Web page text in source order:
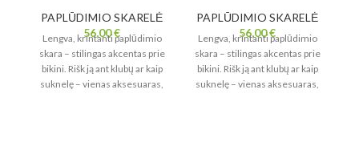
PAPLŪDIMIO SKARELĖ
56,00€
Lengva, krintanti paplūdimio
skara – stilingas akcentas prie
bikini. Rišk ją ant klubų ar kaip
suknelę – vienas aksesuaras,
PAPLŪDIMIO SKARELĖ
56,00€
Lengva, krintanti paplūdimio
skara – stilingas akcentas prie
bikini. Rišk ją ant klubų ar kaip
suknelę – vienas aksesuaras,